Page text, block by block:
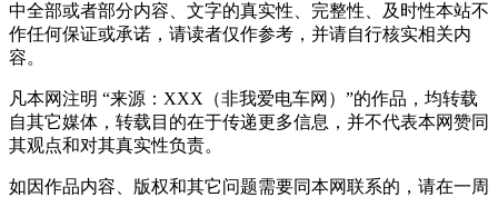
中全部或者部分内容、文字的真实性、完整性、及时性本站不
作任何保证或承诺，请读者仅作参考，并请自行核实相关内
容。
凡本网注明 “来源：XXX（非我爱电车网）”的作品，均转载
自其它媒体，转载目的在于传递更多信息，并不代表本网赞同
其观点和对其真实性负责。
如因作品内容、版权和其它问题需要同本网联系的，请在一周